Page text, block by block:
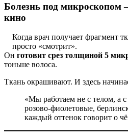
Болезнь под микроскопом
кино
Когда врач получает фрагмент
просто «смотрит».
Он готовит срез толщиной 5
тоньше волоса.
Ткань окрашивают. И здесь
«Мы работаем не с телом, а
розово-фиолетовые,
каждый оттенок говорит о